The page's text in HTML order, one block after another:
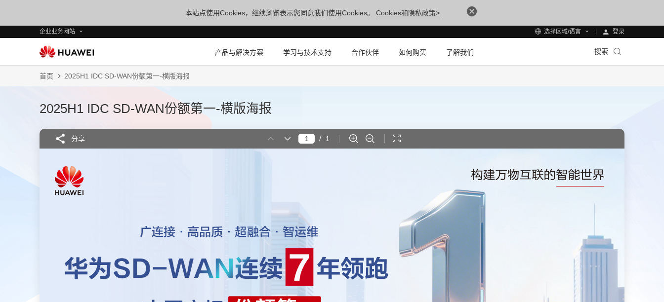
本站点使用Cookies，继续浏览表示您同意我们使用Cookies。 Cookies和隐私政策>
企业业务网站 选择区域/语言 登录
产品与解决方案 学习与技术支持 合作伙伴 如何购买 了解我们 搜索
首页 2025H1 IDC SD-WAN份额第一-横版海报
2025H1 IDC SD-WAN份额第一-横版海报
分享 / 1